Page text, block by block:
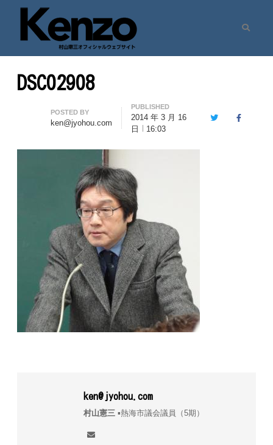
七転八起 – 村山憲三 Official Site
村山憲三ウェブサイト
DSC02908
Author
POSTED BY
ken@jyohou.com
PUBLISHED
2014 年 3 月 16
日
16:03
TwitterFacebook
ken@jyohou.com
村山憲三▪︎熱海市議会議員（5期）